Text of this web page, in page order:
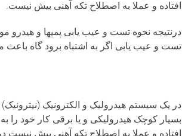
افتاده و عملا به اصطلاح تکه آهنی بیش نیست.
درنتیجه نحوه تست و عیب یابی پمپها و هیدرو
تست و عیب یابی اگر به اشتباه برود گاه
در یک سیستم هیدرولیک و الکترونیک
بسیار کوچک هیدرولیکی و یا برقی کار خود را
افتاده و عملا به اصطلاح تکه آهنی بیش